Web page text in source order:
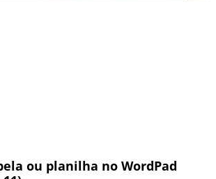
ou planilha no WordPad